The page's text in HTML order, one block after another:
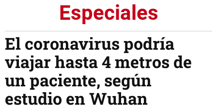
Especiales
El coronavirus podría
viajar hasta 4 metros de
un paciente, según
estudio en Wuhan